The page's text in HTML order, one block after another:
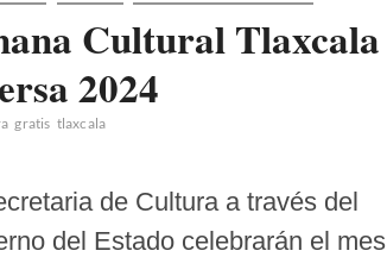
Cultural Tlaxcala
2024
gratis tlaxcala
de Cultura a través del
del Estado celebrarán el mes